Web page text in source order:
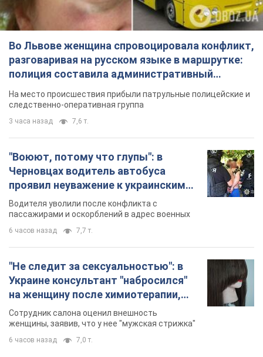
Во Львове женщина спровоцировала конфликт,
разговаривая на русском языке в маршрутке:
полиция составила административный
протокол. Видео
На место происшествия прибыли патрульные полицейские и
следственно-оперативная группа
3 часа назад 7,6 т.
"Воюют, потому что глупы": в
Черновцах водитель автобуса
проявил неуважение к украинским
военным и поплатился за это.
Видео
Водителя уволили после конфликта с
пассажирами и оскорблений в адрес военных
6 часов назад 7,7 т.
"Не следит за сексуальностью": в
Украине консультант "набросился"
на женщину после химиотерапии,
разгорелся скандал. Фото
Сотрудник салона оценил внешность
женщины, заявив, что у нее "мужская стрижка"
6 часов назад 7,0 т.